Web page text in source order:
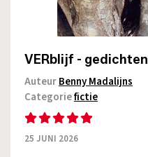
VERblijf - gedichten
AuteurBenny Madalijns
Categoriefictie
25 JUNI 2026